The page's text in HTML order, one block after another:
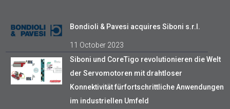
Bondioli & Pavesi acquires Siboni s.r.l.
11 October 2023
Siboni und CoreTigo revolutionieren die Welt
der Servomotoren mit drahtloser
Konnektivität fürfortschrittliche Anwendungen
im industriellen Umfeld